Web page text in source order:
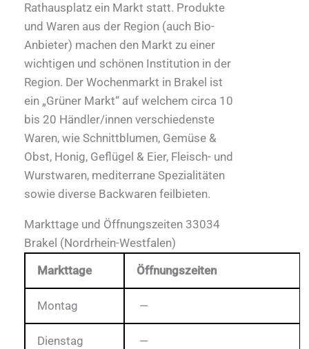
Rathausplatz ein Markt statt. Produkte
und Waren aus der Region (auch Bio-
Anbieter) machen den Markt zu einer
wichtigen und schönen Institution in der
Region. Der Wochenmarkt in Brakel ist
ein „Grüner Markt“ auf welchem circa 10
bis 20 Händler/innen verschiedenste
Waren, wie Schnittblumen, Gemüse &
Obst, Honig, Geflügel & Eier, Fleisch- und
Wurstwaren, mediterrane Spezialitäten
sowie diverse Backwaren feilbieten.
Markttage und Öffnungszeiten 33034
Brakel (Nordrhein-Westfalen)
Markttage
Öffnungszeiten
Montag —
Dienstag —